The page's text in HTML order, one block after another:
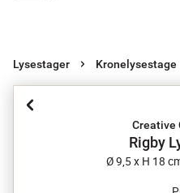
Lysestager Kronelysestage
Creative
Rigby
Ø 9,5 x H 18